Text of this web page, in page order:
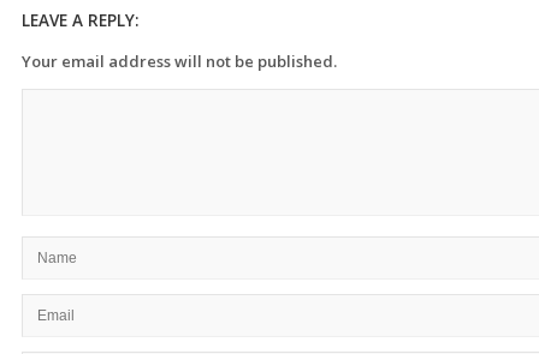
LEAVE A REPLY:
Your email address will not be published.